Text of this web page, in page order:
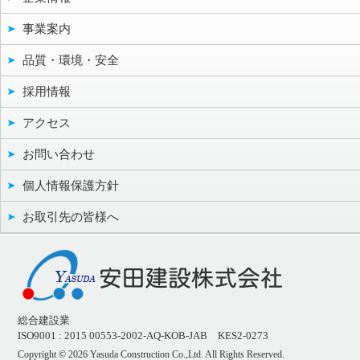
事業案内
品質・環境・安全
採用情報
アクセス
お問い合わせ
個人情報保護方針
お取引先の皆様へ
総合建設業
ISO9001 : 2015 00553-2002-AQ-KOB-JAB KES2-0273
Copyright ©2026 Yasuda Construction Co.,Ltd. All Rights Reserved.